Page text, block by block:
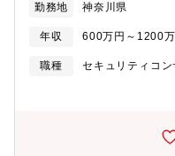
ん。また、IoTの利活用/DX
ィは「スマート化ソリュー
なりつつあります。このよ
やDXの推進を支援する
しています。また、2026年
Networks社の完全子会社化
化を図っているところです
勤務地 神奈川県
年収 600万円～1200
職種
セキュリティコン